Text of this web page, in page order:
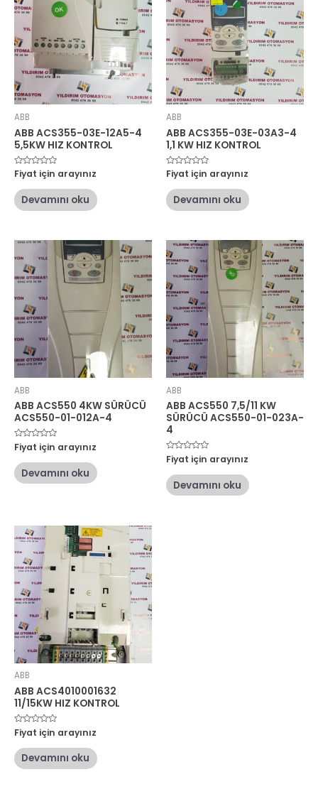
ABB
ABB ACS355-03E-12A5-4
5,5KW HIZ KONTROL
5
üzerinden
oy
aldı
Fiyat için arayınız
Devamını oku
ABB
ABB ACS355-03E-03A3-4
1,1 KW HIZ KONTROL
5
üzerinden
oy
aldı
Fiyat için arayınız
Devamını oku
ABB
ABB ACS550 4KW SÜRÜCÜ
ACS550-01-012A-4
5
üzerinden
oy
aldı
Fiyat için arayınız
Devamını oku
ABB
ABB ACS550 7,5/11 KW
SÜRÜCÜ ACS550-01-023A-
4
5
üzerinden
oy
aldı
Fiyat için arayınız
Devamını oku
ABB
ABB ACS4010001632
11/15KW HIZ KONTROL
5
üzerinden
oy
aldı
Fiyat için arayınız
Devamını oku